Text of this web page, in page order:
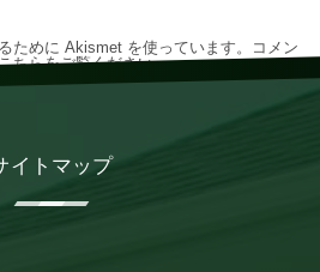
ために Akismet を使っています。
コメン
ちらをご覧ください。
イトマップ